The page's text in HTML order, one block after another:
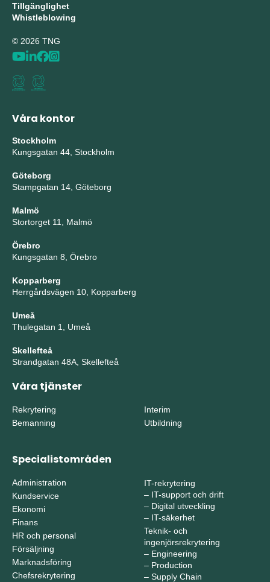
Tillgänglighet
Whistleblowing
© 2026 TNG
Våra kontor
Stockholm
Kungsgatan 44, Stockholm
Göteborg
Stampgatan 14, Göteborg
Malmö
Stortorget 11, Malmö
Örebro
Kungsgatan 8, Örebro
Kopparberg
Herrgårdsvägen 10, Kopparberg
Umeå
Thulegatan 1, Umeå
Skellefteå
Strandgatan 48A, Skellefteå
Våra tjänster
Rekrytering
Bemanning
Interim
Utbildning
Specialistområden
Administration
Kundservice
Ekonomi
Finans
HR och personal
Försäljning
Marknadsföring
Chefsrekrytering
IT-rekrytering
– IT-support och drift
– Digital utveckling
– IT-säkerhet
Teknik- och
ingenjörsrekrytering
– Engineering
– Production
– Supply Chain